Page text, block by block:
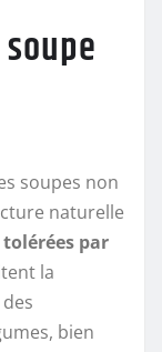
soupes non
naturelle
par
la
bien